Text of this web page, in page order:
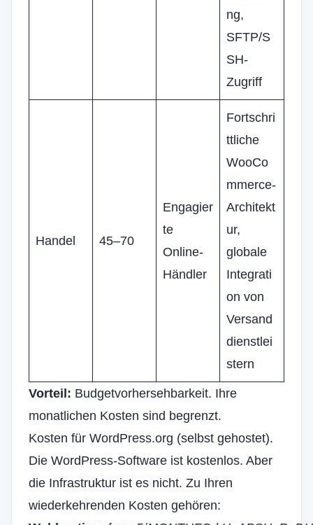
ng,
SFTP/S
SH-
Zugriff
Handel 45–70
Engagier
te
Online-
Händler
Fortschri
ttliche
WooCo
mmerce-
Architekt
ur,
globale
Integrati
on von
Versand
dienstlei
stern
Vorteil: Budgetvorhersehbarkeit. Ihre
monatlichen Kosten sind begrenzt.
Kosten für WordPress.org (selbst gehostet).
Die WordPress-Software ist kostenlos. Aber
die Infrastruktur ist es nicht. Zu Ihren
wiederkehrenden Kosten gehören: